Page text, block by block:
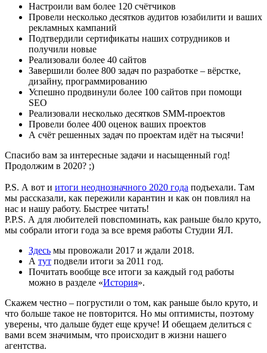
Настроили вам более 120 счётчиков
Провели несколько десятков аудитов юзабилити и ваших
рекламных кампаний
Подтвердили сертификаты наших сотрудников и
получили новые
Реализовали более 40 сайтов
Завершили более 800 задач по разработке – вёрстке,
дизайну, программированию
Успешно продвинули более 100 сайтов при помощи
SEO
Реализовали несколько десятков SMM-проектов
Провели более 400 оценок ваших проектов
А счёт решенных задач по проектам идёт на тысячи!
Спасибо вам за интересные задачи и насыщенный год!
Продолжим в 2020? ;)
P.S. А вот и итоги неоднозначного 2020 года подъехали. Там
мы рассказали, как пережили карантин и как он повлиял на
нас и нашу работу. Быстрее читать!
P.P.S. А для любителей повспоминать, как раньше было круто,
мы собрали итоги года за все время работы Студии ЯЛ.
Здесь мы провожали 2017 и ждали 2018.
А тут подвели итоги за 2011 год.
Почитать вообще все итоги за каждый год работы
можно в разделе «История».
Скажем честно – погрустили о том, как раньше было круто, и
что больше такое не повторится. Но мы оптимисты, поэтому
уверены, что дальше будет еще круче! И обещаем делиться с
вами всем значимым, что происходит в жизни нашего
агентства.